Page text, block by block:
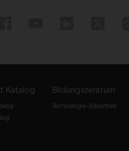
Katalog Bildungszentrum
Technologie-Bibliothek